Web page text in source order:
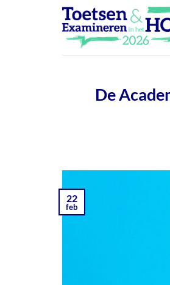
De
22
feb